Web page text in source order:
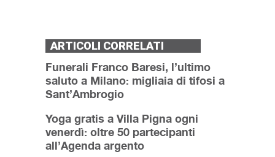
ARTICOLI CORRELATI
Funerali Franco Baresi, l’ultimo
saluto a Milano: migliaia di tifosi a
Sant’Ambrogio
Yoga gratis a Villa Pigna ogni
venerdì: oltre 50 partecipanti
all’Agenda argento